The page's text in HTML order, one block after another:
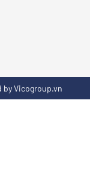
by Vicogroup.vn